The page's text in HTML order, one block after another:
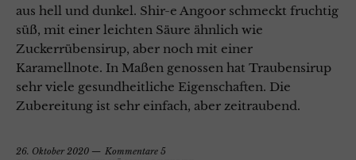
aus hell und dunkel. Shir-e Angoor schmeckt fruchtig
süß, mit einer leichten Säure ähnlich wie
Zuckerrübensirup, aber noch mit einer
Karamellnote. In Maßen genossen hat Traubensirup
sehr viele gesundheitliche Eigenschaften. Die
Zubereitung ist sehr einfach, aber zeitraubend.
26. Oktober 2020
Kommentare 5